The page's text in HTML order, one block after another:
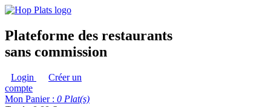
Plateforme des restaurants
sans commission
Login
Créer un
compte
Mon Panier : 0 Plat(s)